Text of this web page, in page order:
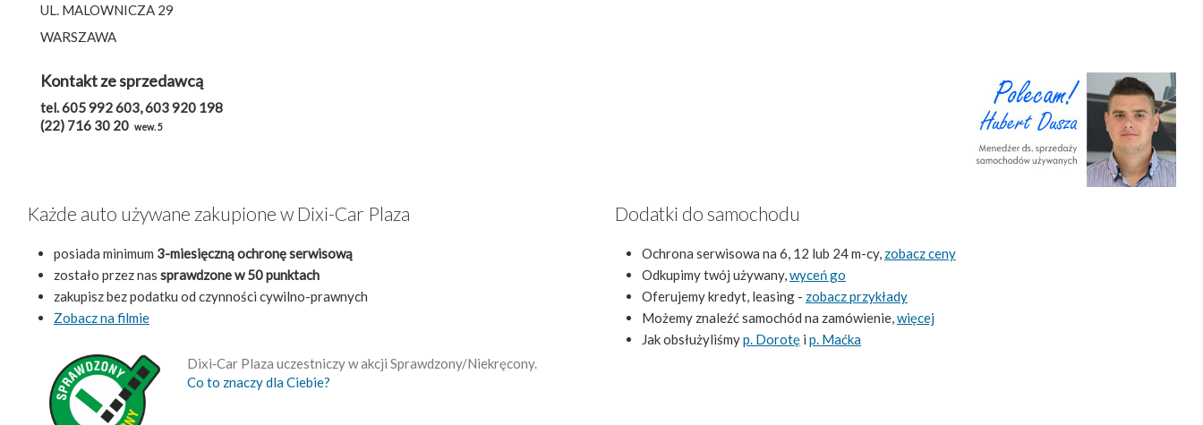
UL. MALOWNICZA 29
WARSZAWA
Kontakt ze sprzedawcą
tel. 605 992 603, 603 920 198
(22) 716 30 20 wew. 5
Każde auto używane zakupione w Dixi-Car Plaza
posiada minimum 3-miesięczną ochronę serwisową
zostało przez nas sprawdzone w 50 punktach
zakupisz bez podatku od czynności cywilno-prawnych
Zobacz na filmie
Dixi‑Car Plaza uczestniczy w akcji Sprawdzony/Niekręcony.
Co to znaczy dla Ciebie?
Dodatki do samochodu
Ochrona serwisowa na 6, 12 lub 24 m-cy, zobacz ceny
Odkupimy twój używany,wyceń go
Oferujemy kredyt, leasing - zobacz przykłady
Możemy znaleźć samochód na zamówienie,więcej
Jak obsłużyliśmyp. Dorotę i p. Maćka